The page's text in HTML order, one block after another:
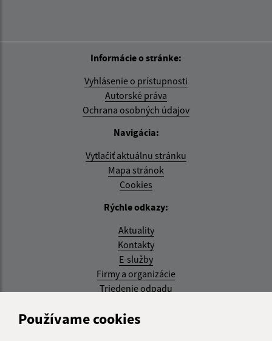
Používame cookies
Informácie o stránke:
Vyhlásenie o prístupnosti
Autorské práva
Ochrana osobných údajov
Navigácia:
Vytlačiť aktuálnu stránku
Mapa stránok
Cookies
Rýchle odkazy:
Aktuality
Kontakty
E-služby
Firmy a organizácie
Triedenie odpadu
Aktualizované: